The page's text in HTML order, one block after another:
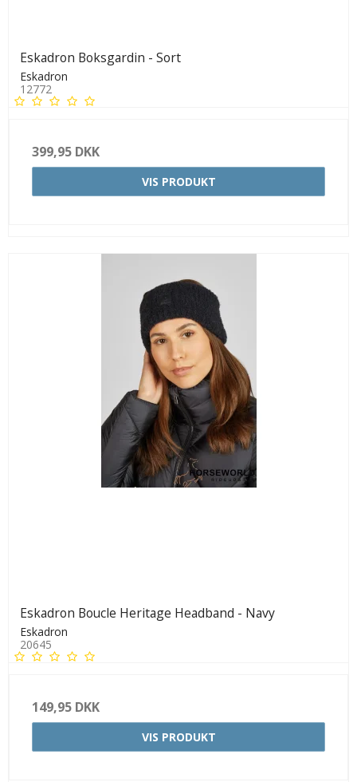
Eskadron Boksgardin - Sort
Eskadron
12772
399,95 DKK
VIS PRODUKT
Eskadron Boucle Heritage Headband - Navy
Eskadron
20645
149,95 DKK
VIS PRODUKT